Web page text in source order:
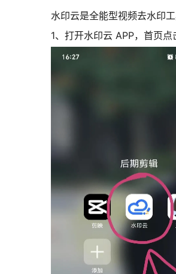
水印云是全能型视频去水印
1、打开水印云 APP，首页